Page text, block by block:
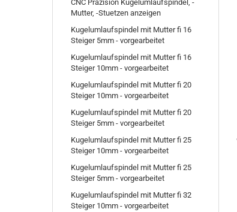
CNC Präzision Kugelumlaufspindel, -
Mutter, -Stuetzen anzeigen
Kugelumlaufspindel mit Mutter fi 16
Steiger 5mm - vorgearbeitet
Kugelumlaufspindel mit Mutter fi 16
Steiger 10mm - vorgearbeitet
Kugelumlaufspindel mit Mutter fi 20
Steiger 10mm - vorgearbeitet
Kugelumlaufspindel mit Mutter fi 20
Steiger 5mm - vorgearbeitet
Kugelumlaufspindel mit Mutter fi 25
Steiger 10mm - vorgearbeitet
Kugelumlaufspindel mit Mutter fi 25
Steiger 5mm - vorgearbeitet
Kugelumlaufspindel mit Mutter fi 32
Steiger 10mm - vorgearbeitet